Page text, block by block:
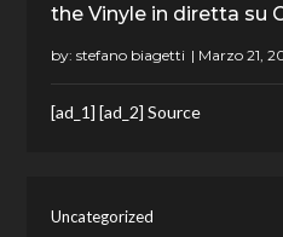
the Vinyle in diretta su
by:stefano biagetti
[ad_1] [ad_2] Source
Uncategorized